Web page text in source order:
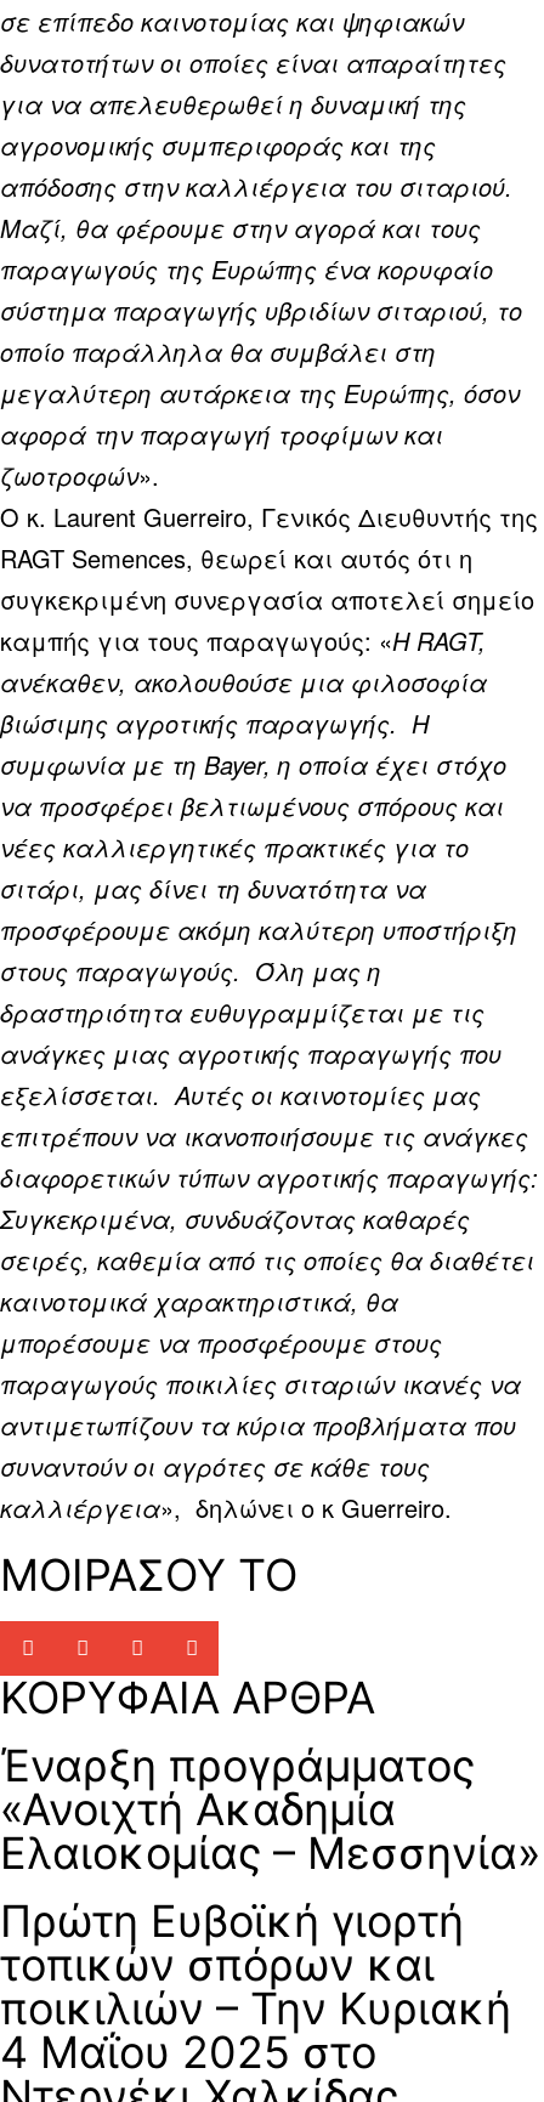
σε επίπεδο καινοτομίας και ψηφιακών
δυνατοτήτων οι οποίες είναι απαραίτητες
για να απελευθερωθεί η δυναμική της
αγρονομικής συμπεριφοράς και της
απόδοσης στην καλλιέργεια του σιταριού.
Μαζί, θα φέρουμε στην αγορά και τους
παραγωγούς της Ευρώπης ένα κορυφαίο
σύστημα παραγωγής υβριδίων σιταριού, το
οποίο παράλληλα θα συμβάλει στη
μεγαλύτερη αυτάρκεια της Ευρώπης, όσον
αφορά την παραγωγή τροφίμων και
ζωοτροφών».
Ο κ. Laurent Guerreiro, Γενικός Διευθυντής της
RAGT Semences, θεωρεί και αυτός ότι η
συγκεκριμένη συνεργασία αποτελεί σημείο
καμπής για τους παραγωγούς: «Η RAGT,
ανέκαθεν, ακολουθούσε μια φιλοσοφία
βιώσιμης αγροτικής παραγωγής. Η
συμφωνία με τη Bayer, η οποία έχει στόχο
να προσφέρει βελτιωμένους σπόρους και
νέες καλλιεργητικές πρακτικές για το
σιτάρι, μας δίνει τη δυνατότητα να
προσφέρουμε ακόμη καλύτερη υποστήριξη
στους παραγωγούς. Όλη μας η
δραστηριότητα ευθυγραμμίζεται με τις
ανάγκες μιας αγροτικής παραγωγής που
εξελίσσεται. Αυτές οι καινοτομίες μας
επιτρέπουν να ικανοποιήσουμε τις ανάγκες
διαφορετικών τύπων αγροτικής παραγωγής:
Συγκεκριμένα, συνδυάζοντας καθαρές
σειρές, καθεμία από τις οποίες θα διαθέτει
καινοτομικά χαρακτηριστικά, θα
μπορέσουμε να προσφέρουμε στους
παραγωγούς ποικιλίες σιταριών ικανές να
αντιμετωπίζουν τα κύρια προβλήματα που
συναντούν οι αγρότες σε κάθε τους
καλλιέργεια», δηλώνει ο κ Guerreiro.
ΜΟΙΡΑΣΟΥ ΤΟ
ΚΟΡΥΦΑΙΑ ΑΡΘΡΑ
Έναρξη προγράμματος
«Ανοιχτή Ακαδημία
Ελαιοκομίας – Μεσσηνία»
Πρώτη Ευβοϊκή γιορτή
τοπικών σπόρων και
ποικιλιών – Την Κυριακή
4 Μαΐου 2025 στο